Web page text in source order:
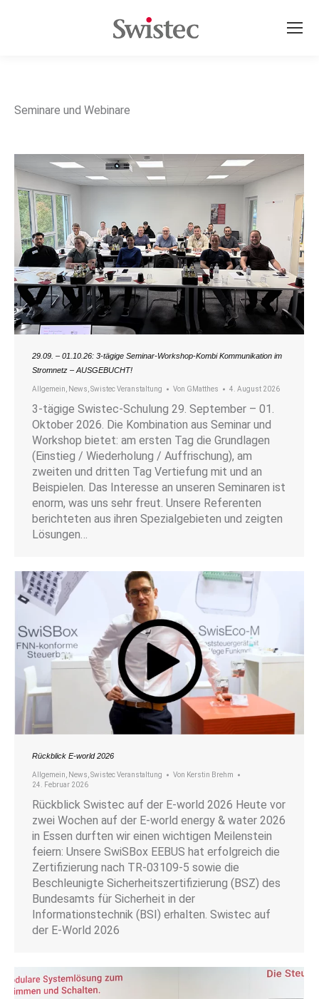
Seminare und Webinare
29.09. – 01.10.26: 3-tägige Seminar-Workshop-Kombi Kommunikation im
Stromnetz – AUSGEBUCHT!
Allgemein News Swistec Veranstaltung Von GMatthes 4. August 2026
3-tägige Swistec-Schulung 29. September – 01.
Oktober 2026. Die Kombination aus Seminar und
Workshop bietet: am ersten Tag die Grundlagen
(Einstieg / Wiederholung / Auffrischung), am
zweiten und dritten Tag Vertiefung mit und an
Beispielen. Das Interesse an unseren Seminaren ist
enorm, was uns sehr freut. Unsere Referenten
berichteten aus ihren Spezialgebieten und zeigten
Lösungen…
Rückblick E-world 2026
Allgemein News Swistec Veranstaltung Von Kerstin Brehm
24. Februar 2026
Rückblick Swistec auf der E-world 2026 Heute vor
zwei Wochen auf der E-world energy & water 2026
in Essen durften wir einen wichtigen Meilenstein
feiern: Unsere SwiSBox EEBUS hat erfolgreich die
Zertifizierung nach TR-03109-5 sowie die
Beschleunigte Sicherheitszertifizierung (BSZ) des
Bundesamts für Sicherheit in der
Informationstechnik (BSI) erhalten. Swistec auf
der E-World 2026